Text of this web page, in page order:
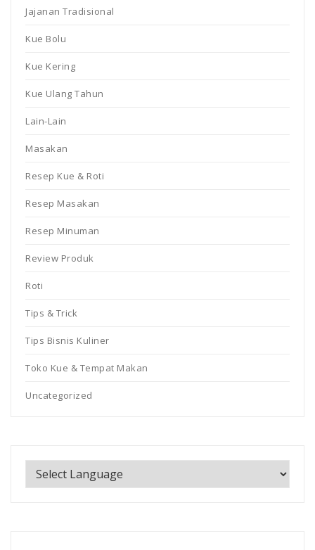
Jajanan Tradisional
Kue Bolu
Kue Kering
Kue Ulang Tahun
Lain-Lain
Masakan
Resep Kue & Roti
Resep Masakan
Resep Minuman
Review Produk
Roti
Tips & Trick
Tips Bisnis Kuliner
Toko Kue & Tempat Makan
Uncategorized